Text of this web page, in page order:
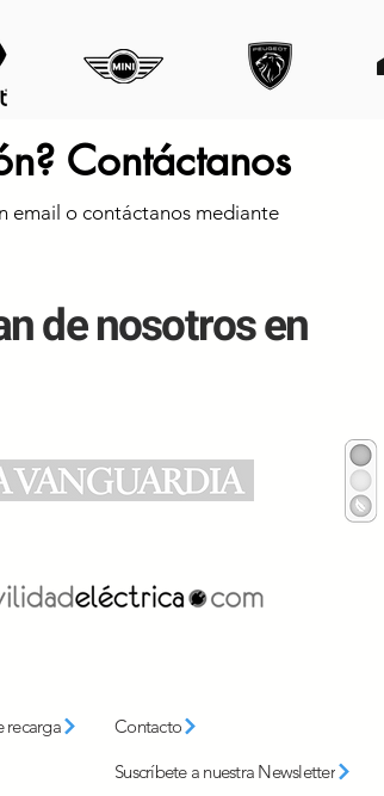
Contáctanos
email o contáctanos mediante
de nosotros en
recarga
Contacto
Suscríbete a nuestra Newsletter